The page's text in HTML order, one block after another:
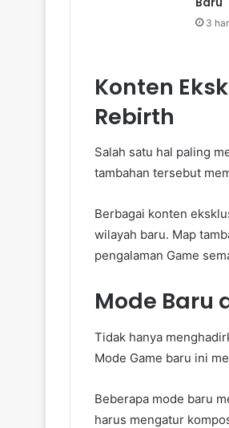
3
Konten
Rebirth
Salah satu hal paling
tambahan tersebut
Berbagai konten
wilayah baru. Map
pengalaman Game
Mode Baru
Tidak hanya
Mode Game baru ini
Beberapa mode baru
harus mengatur